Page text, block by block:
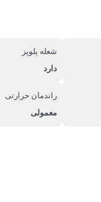
شعله پلوپز
دارد
راندمان حرارتی
معمولی